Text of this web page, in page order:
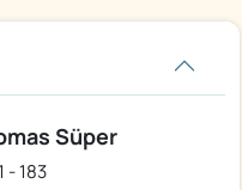
Süper
- 183